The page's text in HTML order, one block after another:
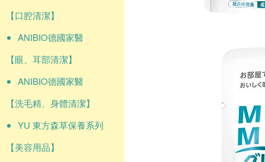
【口腔清潔】
ANIBIO德國家醫
【眼、耳部清潔】
ANIBIO德國家醫
【洗毛精、身體清潔】
YU 東方森草保養系列
【美容用品】